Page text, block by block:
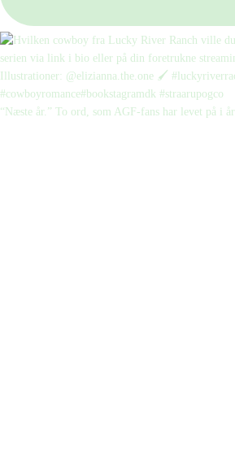
“Næste år.” To ord, som AGF-fans har levet på i år